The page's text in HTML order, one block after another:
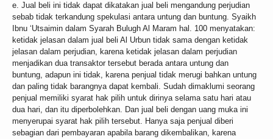
e. Jual beli ini tidak dapat dikatakan jual beli mengandung perjudian
sebab tidak terkandung spekulasi antara untung dan buntung. Syaikh
Ibnu ‘Utsaimin dalam Syarah Bulugh Al Maram hal. 100 menyatakan:
ketidak jelasan dalam jual beli Al Urbun tidak sama dengan ketidak
jelasan dalam perjudian, karena ketidak jelasan dalam perjudian
menjadikan dua transaktor tersebut berada antara untung dan
buntung, adapun ini tidak, karena penjual tidak merugi bahkan untung
dan paling tidak barangnya dapat kembali. Sudah dimaklumi seorang
penjual memiliki syarat hak pilih untuk dirinya selama satu hari atau
dua hari, dan itu diperbolehkan. Dan jual beli dengan uang muka ini
menyerupai syarat hak pilih tersebut. Hanya saja penjual diberi
sebagian dari pembayaran apabila barang dikembalikan, karena